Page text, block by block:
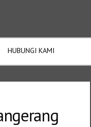
HUBUNGI KAMI